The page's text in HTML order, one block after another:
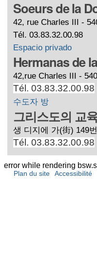
Soeurs de la
42, rue Charles III -
Tél. 03.83.32.00.98
Espacio privado
Hermanas de
42,rue Charles III -
Tél. 03.83.32.00.98
수도자 방
그리스도의 교
생 디지에 가(街) 149
Tél. 03.83.32.00.98
error while rendering
Plan du site Accessibilité